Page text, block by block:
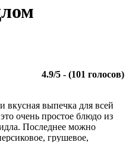
4.9/5 - (101 голосов)
вкусная выпечка для всей
очень простое блюдо из
Последнее можно
грушевое,